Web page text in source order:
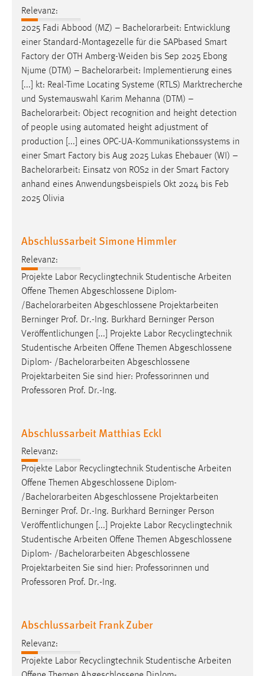
Relevanz:
2025 Fadi Abbood (MZ) – Bachelorarbeit: Entwicklung
einer Standard-Montagezelle für die SAPbased Smart
Factory der OTH Amberg-Weiden bis Sep 2025 Ebong
Njume (DTM) – Bachelorarbeit: Implementierung eines
[...] kt: Real-Time Locating Systeme (RTLS) Marktrecherche
und Systemauswahl Karim Mehanna (DTM) –
Bachelorarbeit: Object recognition and height detection
of people using automated height adjustment of
production [...] eines OPC-UA-Kommunikationssystems in
einer Smart Factory bis Aug 2025 Lukas Ehebauer (WI) –
Bachelorarbeit: Einsatz von ROS2 in der Smart Factory
anhand eines Anwendungsbeispiels Okt 2024 bis Feb
2025 Olivia
Abschlussarbeit Simone Himmler
Relevanz:
Projekte Labor Recyclingtechnik Studentische Arbeiten
Offene Themen Abgeschlossene Diplom-
/ Bachelorarbeiten Abgeschlossene Projektarbeiten
Berninger Prof. Dr.-Ing. Burkhard Berninger Person
Veröffentlichungen [...] Projekte Labor Recyclingtechnik
Studentische Arbeiten Offene Themen Abgeschlossene
Diplom- / Bachelorarbeiten Abgeschlossene
Projektarbeiten Sie sind hier: Professorinnen und
Professoren Prof. Dr.-Ing.
Abschlussarbeit Matthias Eckl
Relevanz:
Projekte Labor Recyclingtechnik Studentische Arbeiten
Offene Themen Abgeschlossene Diplom-
/ Bachelorarbeiten Abgeschlossene Projektarbeiten
Berninger Prof. Dr.-Ing. Burkhard Berninger Person
Veröffentlichungen [...] Projekte Labor Recyclingtechnik
Studentische Arbeiten Offene Themen Abgeschlossene
Diplom- / Bachelorarbeiten Abgeschlossene
Projektarbeiten Sie sind hier: Professorinnen und
Professoren Prof. Dr.-Ing.
Abschlussarbeit Frank Zuber
Relevanz:
Projekte Labor Recyclingtechnik Studentische Arbeiten